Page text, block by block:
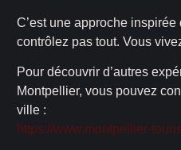
C’est une approche
contrôlez pas tout. Vous
Pour découvrir d’autres
Montpellier, vous pouvez
ville :
https://www.montpellier-